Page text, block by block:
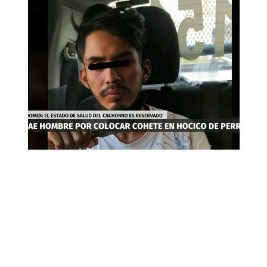
en el hocico del perro, el agresor
reconoció participar en este acto.